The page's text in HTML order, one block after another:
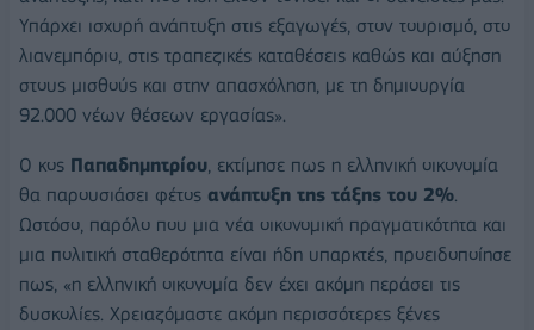
Υπάρχει ισχυρή ανάπτυξη στις εξαγωγές, στον τουρισμό, στο
λιανεμπόριο, στις τραπεζικές καταθέσεις καθώς και αύξηση
στους μισθούς και στην απασχόληση, με τη δημιουργία
92.000 νέων θέσεων εργασίας».
Ο κος Παπαδημητρίου, εκτίμησε πως η ελληνική οικονομία
θα παρουσιάσει φέτος ανάπτυξη της τάξης του 2%.
Ωστόσο, παρόλο που μια νέα οικονομική πραγματικότητα και
μια πολιτική σταθερότητα είναι ήδη υπαρκτές, προειδοποίησε
πως, «η ελληνική οικονομία δεν έχει ακόμη περάσει τις
δυσκολίες. Χρειαζόμαστε ακόμη περισσότερες ξένες